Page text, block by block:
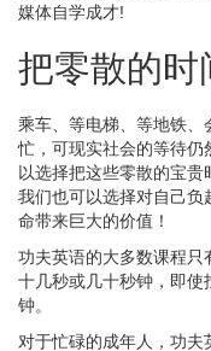
媒体自学成才!
把零散的时
乘车、等电梯、等地铁、
忙，可现实社会的等待
以选择把这些零散的宝贵
我们也可以选择对自己负
命带来巨大的价值！
功夫英语的大多数课程
十几秒或几十秒钟，即
钟。
对于忙碌的成年人，功夫